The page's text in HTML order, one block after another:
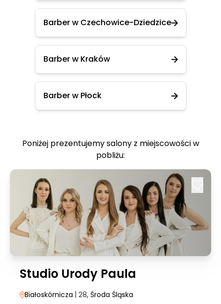
Barber w Czechowice-Dziedzice
Barber w Kraków
Barber w Płock
Poniżej prezentujemy salony z miejscowości w
pobliżu:
Studio Urody Paula
Białoskórnicza | 28, Środa Śląska